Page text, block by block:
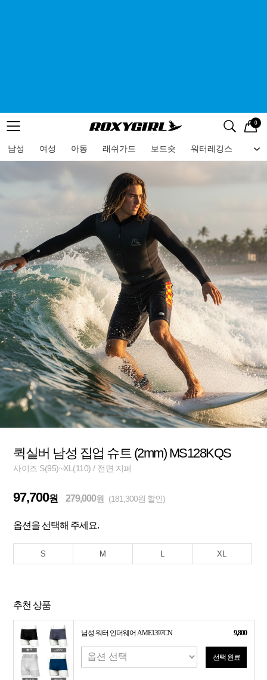
메뉴 검색
로고 0
남성 여성 아동 래쉬가드 보드숏 워터레깅스 비
메뉴
퀵실버 남성 집업 슈트 (2mm) MS128KQS
사이즈 S(95)~XL(110) / 전면 지퍼
97,700원 279,000원 (181,300원 할인)
옵션을 선택해 주세요.
S M L XL
추천 상품
남성 워터 언더웨어 AME1397CN 9,800
선택 완료